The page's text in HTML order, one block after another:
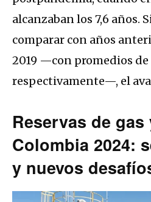
alcanzaban los 7,6 años.
comparar con años
2019 —con promedios de
respectivamente—, el
Reservas de
Colombia 2024:
y nuevos